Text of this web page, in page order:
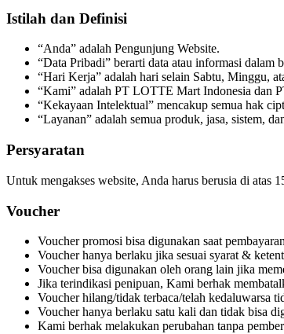
Istilah dan Definisi
“Anda” adalah Pengunjung Website.
“Data Pribadi” berarti data atau informasi
“Hari Kerja” adalah hari selain Sabtu, Minggu,
“Kami” adalah PT LOTTE Mart Indonesia dan
“Kekayaan Intelektual” mencakup semua hak
“Layanan” adalah semua produk, jasa, sistem,
Persyaratan
Untuk mengakses website, Anda harus berusia di atas
Voucher
Voucher promosi bisa digunakan saat
Voucher hanya berlaku jika sesuai syarat &
Voucher bisa digunakan oleh orang lain jika
Jika terindikasi penipuan, Kami berhak
Voucher hilang/tidak terbaca/telah kedaluwarsa
Voucher hanya berlaku satu kali dan tidak bisa
Kami berhak melakukan perubahan tanpa